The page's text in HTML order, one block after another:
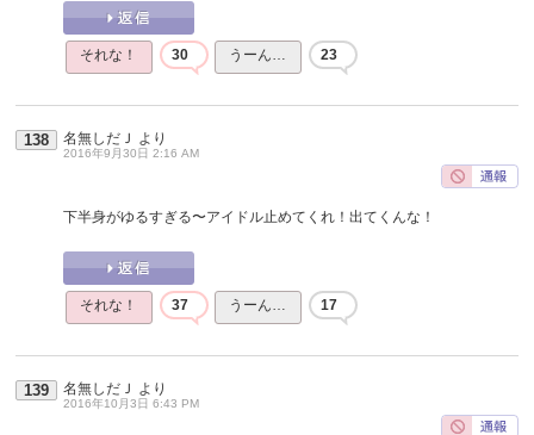
それな！ 30 うーん… 23
138 名無しだＪ より
2016年9月30日 2:16 AM
下半身がゆるすぎる〜アイドル止めてくれ！出てくんな！
それな！ 37 うーん… 17
139 名無しだＪ より
2016年10月3日 6:43 PM